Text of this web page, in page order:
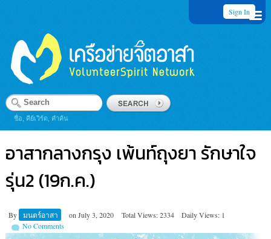
Sign In
ชื่อ, คีย์เวิร์ด, คำค้น
อาสากลางกรุง เพ้นท์ถุงยา รักษาใจ
รุ่น2 (19ก.ค.)
By มนตร์อาสา on July 3, 2020 Total Views: 2334
Daily Views: 1
No Comments